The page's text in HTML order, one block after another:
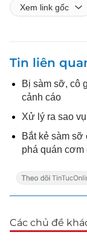
Xem link gốc
Tin liên
Bị sàm sỡ, cô
cảnh cáo
Xử lý ra sao
Bắt kẻ sàm
phá quán cơm
Các chủ đề